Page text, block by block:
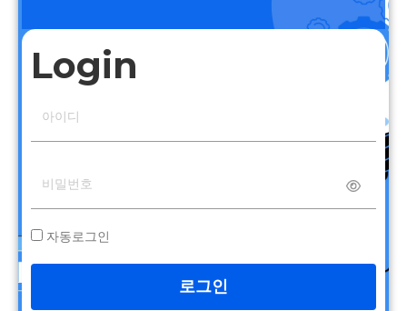
Login
자동로그인
로그인